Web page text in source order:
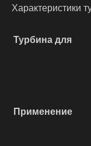
Характеристики
Турбина для
Применение